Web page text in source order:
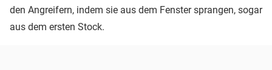
den Angreifern, indem sie aus dem Fenster sprangen, sogar
aus dem ersten Stock.